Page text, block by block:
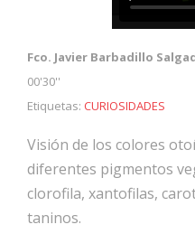
Fco. Javier Barbadillo
00'30''
Etiquetas: CURIOSIDADES
Visión de los colores
diferentes pigmentos
clorofila, xantofilas,
taninos.